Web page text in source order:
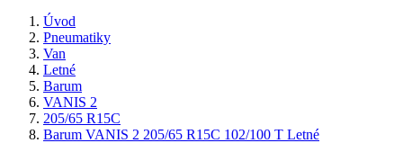
Úvod
Pneumatiky
Van
Letné
Barum
VANIS 2
205/65 R15C
Barum VANIS 2 205/65 R15C 102/100 T Letné